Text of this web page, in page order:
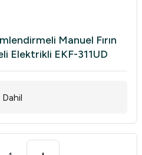
Manuel Fırın
Elektrikli EKF-311UD